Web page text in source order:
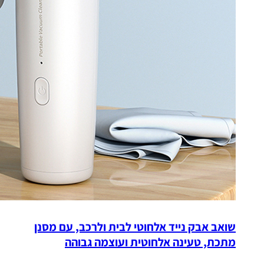
שואב אבק נייד אלחוטי לבית ולרכב, עם מסנן
מתכת, טעינה אלחוטית ועוצמה גבוהה